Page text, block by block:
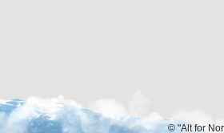
© "Alt for